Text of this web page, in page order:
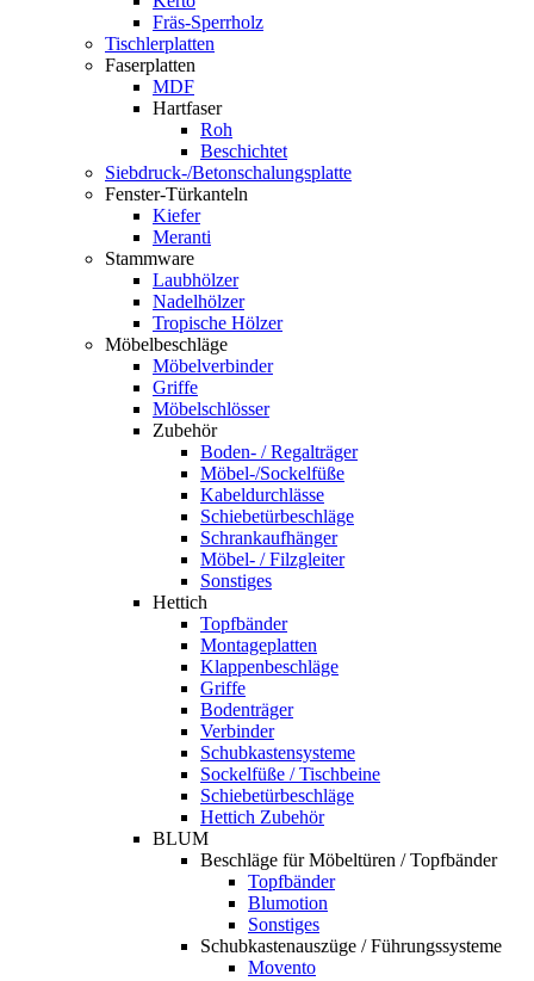
Fräs-Sperrholz
Tischlerplatten
Faserplatten
MDF
Hartfaser
Roh
Beschichtet
Siebdruck-/Betonschalungsplatte
Fenster-Türkanteln
Kiefer
Meranti
Stammware
Laubhölzer
Nadelhölzer
Tropische Hölzer
Möbelbeschläge
Möbelverbinder
Griffe
Möbelschlösser
Zubehör
Boden- / Regalträger
Möbel-/Sockelfüße
Kabeldurchlässe
Schiebetürbeschläge
Schrankaufhänger
Möbel- / Filzgleiter
Sonstiges
Hettich
Topfbänder
Montageplatten
Klappenbeschläge
Griffe
Bodenträger
Verbinder
Schubkastensysteme
Sockelfüße / Tischbeine
Schiebetürbeschläge
Hettich Zubehör
BLUM
Beschläge für Möbeltüren / Topfbänder
Topfbänder
Blumotion
Sonstiges
Schubkastenauszüge / Führungssysteme
Movento